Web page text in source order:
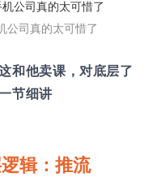
公司真的太可惜了
和他卖课，对底层了
节细讲
辑：推流